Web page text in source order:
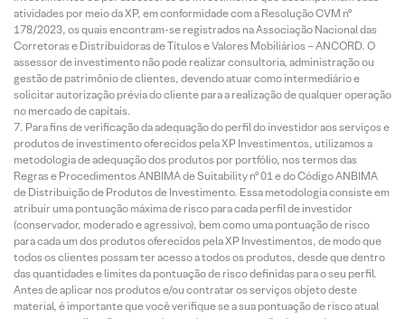
atividades por meio da XP, em conformidade com a Resolução CVM nº
178/2023, os quais encontram-se registrados na Associação Nacional das
Corretoras e Distribuidoras de Títulos e Valores Mobiliários – ANCORD. O
assessor de investimento não pode realizar consultoria, administração ou
gestão de patrimônio de clientes, devendo atuar como intermediário e
solicitar autorização prévia do cliente para a realização de qualquer operação
no mercado de capitais.
Para fins de verificação da adequação do perfil do investidor aos serviços e
produtos de investimento oferecidos pela XP Investimentos, utilizamos a
metodologia de adequação dos produtos por portfólio, nos termos das
Regras e Procedimentos ANBIMA de Suitability nº 01 e do Código ANBIMA
de Distribuição de Produtos de Investimento. Essa metodologia consiste em
atribuir uma pontuação máxima de risco para cada perfil de investidor
(conservador, moderado e agressivo), bem como uma pontuação de risco
para cada um dos produtos oferecidos pela XP Investimentos, de modo que
todos os clientes possam ter acesso a todos os produtos, desde que dentro
das quantidades e limites da pontuação de risco definidas para o seu perfil.
Antes de aplicar nos produtos e/ou contratar os serviços objeto deste
material, é importante que você verifique se a sua pontuação de risco atual